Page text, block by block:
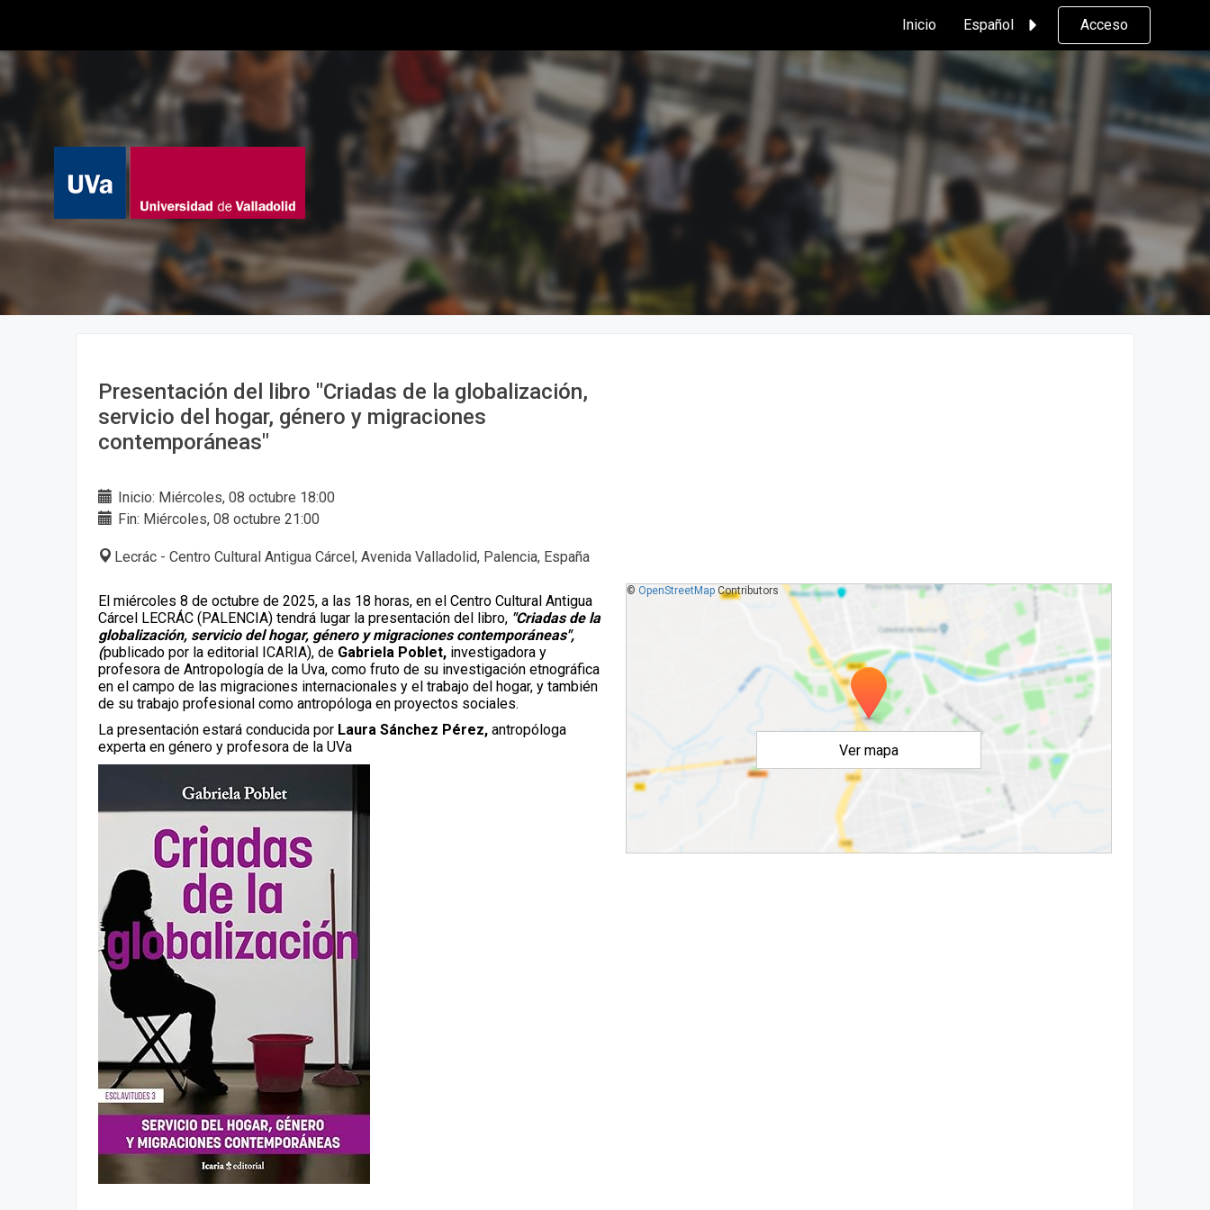
Inicio Español Acceso
Presentación del libro "Criadas de la globalización,
servicio del hogar, género y migraciones
contemporáneas"
Inicio: Miércoles, 08 octubre 18:00
Fin: Miércoles, 08 octubre 21:00
Lecrác - Centro Cultural Antigua Cárcel, Avenida Valladolid, Palencia, España
El miércoles 8 de octubre de 2025, a las 18 horas, en el Centro Cultural Antigua
Cárcel LECRÁC (PALENCIA) tendrá lugar la presentación del libro, "Criadas de la
globalización, servicio del hogar, género y migraciones contemporáneas",
(publicado por la editorial ICARIA), de Gabriela Poblet, investigadora y
profesora de Antropología de la Uva, como fruto de su investigación etnográfica
en el campo de las migraciones internacionales y el trabajo del hogar, y también
de su trabajo profesional como antropóloga en proyectos sociales.
La presentación estará conducida por Laura Sánchez Pérez, antropóloga
experta en género y profesora de la UVa
Ver mapa
© OpenStreetMapContributors